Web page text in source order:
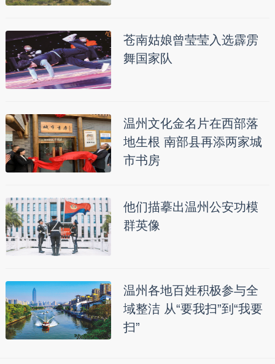
苍南姑娘曾莹莹入选霹雳
舞国家队
温州文化金名片在西部落
地生根 南部县再添两家城
市书房
他们描摹出温州公安功模
群英像
温州各地百姓积极参与全
域整洁 从“要我扫”到“我要
扫”